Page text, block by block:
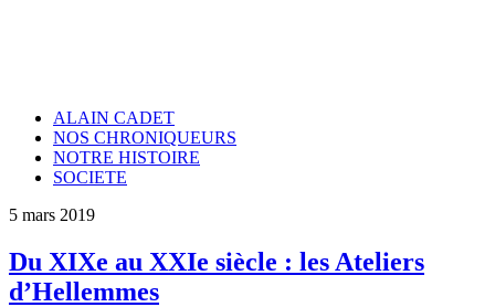
ALAIN CADET
NOS CHRONIQUEURS
NOTRE HISTOIRE
SOCIETE
5 mars 2019
Du XIXe au XXIe siècle : les Ateliers
d’Hellemmes